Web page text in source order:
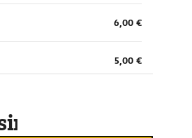
6,00 €
5,00 €